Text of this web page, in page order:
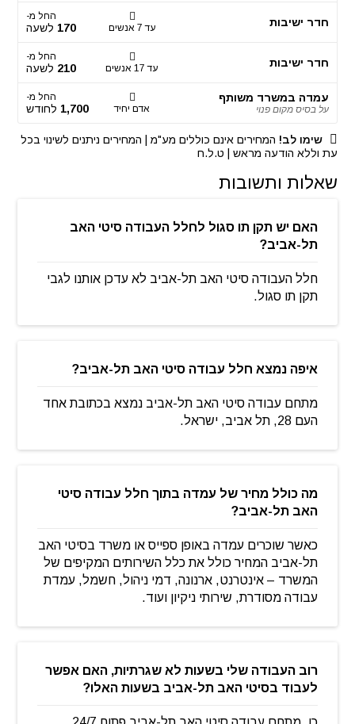
חדר ישיבות עד 7 אנשים
החל מ-
170 לשעה
חדר ישיבות עד 17 אנשים
החל מ-
210 לשעה
עמדה במשרד משותף
על בסיס מקום פנוי אדם יחיד
החל מ-
1,700 לחודש
שימו לב! המחירים אינם כוללים מע"מ | המחירים ניתנים לשינוי בכל
עת וללא הודעה מראש | ט.ל.ח
שאלות ותשובות
האם יש תקן תו סגול לחלל העבודה סיטי האב
תל-אביב?
חלל העבודה סיטי האב תל-אביב לא עדכן אותנו לגבי
תקן תו סגול.
איפה נמצא חלל עבודה סיטי האב תל-אביב?
מתחם עבודה סיטי האב תל-אביב נמצא בכתובת אחד
העם 28, תל אביב, ישראל.
מה כולל מחיר של עמדה בתוך חלל עבודה סיטי
האב תל-אביב?
כאשר שוכרים עמדה באופן ספייס או משרד בסיטי האב
תל-אביב המחיר כולל את כלל השירותים המקיפים של
המשרד – אינטרנט, ארנונה, דמי ניהול, חשמל, עמדת
עבודה מסודרת, שירותי ניקיון ועוד.
רוב העבודה שלי בשעות לא שגרתיות, האם אפשר
לעבוד בסיטי האב תל-אביב בשעות האלו?